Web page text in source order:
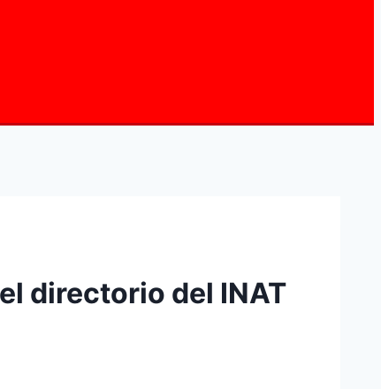
directorio del INAT